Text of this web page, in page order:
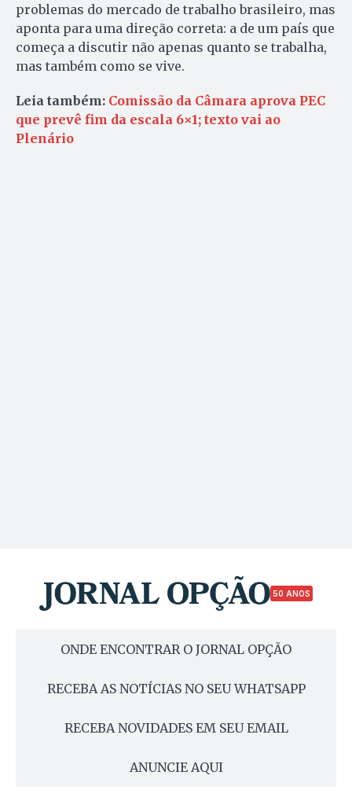
problemas do mercado de trabalho brasileiro, mas
aponta para uma direção correta: a de um país que
começa a discutir não apenas quanto se trabalha,
mas também como se vive.
Leia também: Comissão da Câmara aprova PEC
que prevê fim da escala 6×1; texto vai ao
Plenário
50 ANOS
ONDE ENCONTRAR O JORNAL OPÇÃO
RECEBA AS NOTÍCIAS NO SEU WHATSAPP
RECEBA NOVIDADES EM SEU EMAIL
ANUNCIE AQUI